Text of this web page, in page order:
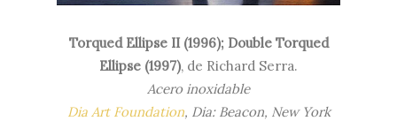
Torqued Ellipse II (1996); Double Torqued
Ellipse (1997), de Richard Serra.
Acero inoxidable
Dia Art Foundation, Dia: Beacon, New York